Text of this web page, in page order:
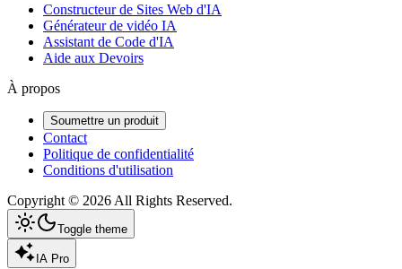
Constructeur de Sites Web d'IA
Générateur de vidéo IA
Assistant de Code d'IA
Aide aux Devoirs
À propos
Soumettre un produit
Contact
Politique de confidentialité
Conditions d'utilisation
Copyright © 2026 All Rights Reserved.
Toggle theme
IA Pro